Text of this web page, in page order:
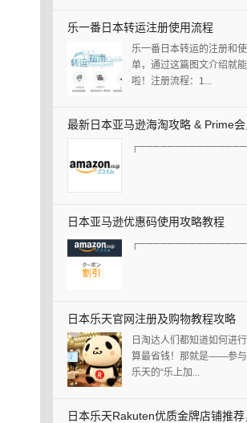
乐一番日本转运注册使用流程
乐一番日本转运的注册和
单，通过这篇图文介绍就
啦！注册流程：1...
最新日本亚马逊海淘攻略 & Prime
全教程
日本亚马逊优惠码使用攻略教程
日本乐天官网注册及购物教程攻略
日淘达人们都知道如何进
算最省钱！那就是——参与
乐天的“乐上加...
日本乐天Rakuten优质金牌店铺推